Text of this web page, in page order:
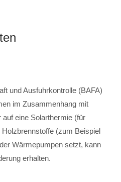
und Ausfuhrkontrolle (BAFA)
im Zusammenhang mit
eine Solarthermie (für
(zum Beispiel
Wärmepumpen setzt, kann
erhalten.